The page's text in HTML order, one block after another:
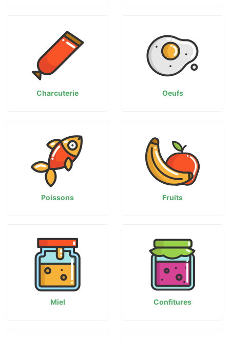
Charcuterie Oeufs
Poissons Fruits
Miel Confitures